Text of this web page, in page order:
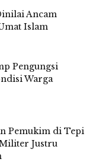
Ancam
Islam
Pengungsi
Warga
Pemukim di Tepi
Justru